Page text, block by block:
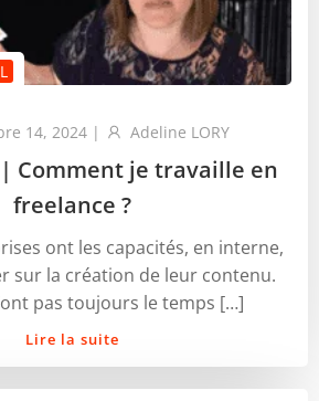
14, 2024 | Adeline LORY
| Comment je travaille en
freelance ?
ont les capacités, en interne,
sur la création de leur contenu.
pas toujours le temps […]
Lire la suite